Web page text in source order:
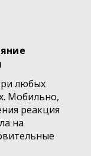
любых
Мобильно,
реакция
на